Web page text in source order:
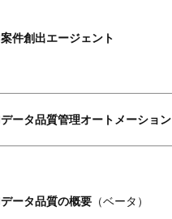
案件創出エージェント
データ品質管理オートメーション
データ品質の概要 （ベータ）